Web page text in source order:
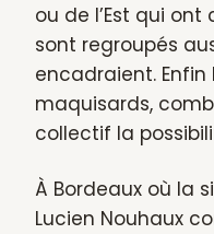
ou de l’Est qui
sont regroupés
encadraient.
maquisards,
collectif la
À Bordeaux où la
Lucien Nouhaux